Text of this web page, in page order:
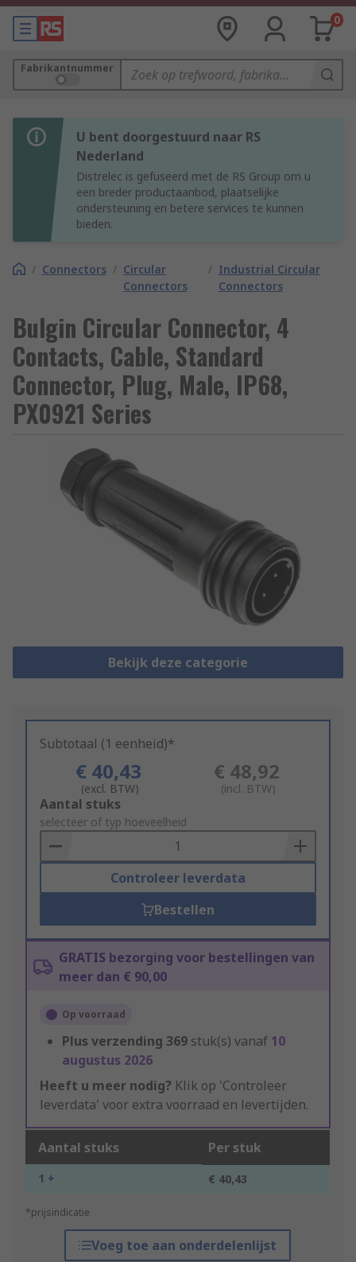
0
Fabrikantnummer
U bent doorgestuurd naar RS
Nederland
Distrelec is gefuseerd met de RS Group om u
een breder productaanbod, plaatselijke
ondersteuning en betere services te kunnen
bieden.
/ Connectors / Circular
Connectors
/ Industrial Circular
Connectors
Bulgin Circular Connector, 4
Contacts, Cable, Standard
Connector, Plug, Male, IP68,
PX0921 Series
Bekijk deze categorie
Subtotaal (1 eenheid)*
€ 40,43
(excl. BTW)
€ 48,92
(incl. BTW)
Add
to
Basket
Aantal stuks
selecteer of typ hoeveelheid
Controleer leverdata
Bestellen
GRATIS bezorging voor bestellingen van
meer dan € 90,00
Op voorraad
Plus verzending 369 stuk(s) vanaf 10
augustus 2026
Heeft u meer nodig? Klik op 'Controleer
leverdata' voor extra voorraad en levertijden.
Aantal stuks Per stuk
1 + € 40,43
*prijsindicatie
Voeg toe aan onderdelenlijst